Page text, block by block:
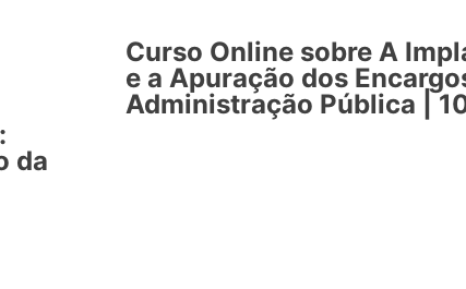
da
Curso Online sobre A
e a Apuração dos
Administração Pública |